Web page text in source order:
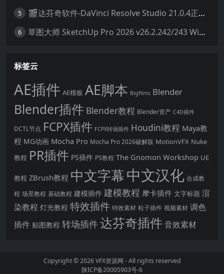
5 🎬达芬奇软件-DaVinci Resolve Studio 21.0.4正式版 Win/Mac中文破解版下载
6 草图大师 SketchUp Pro 2026 v26.2.242/243 Win/Mac破解版 中文版/英文版
标签云
AE插件 AE模板 AE脚本 Bigfilms Blender
Blender插件 Blender教程 Blender资产 C4D插件
DCTL节点 FCPX插件 FCPX转场插件 Houdini教程 Maya教
程 MG动画 Mocha Pro Mocha Pro 2026破解版 MotionVFX Nuke
教程 PR插件 PS插件 PS教程 The Gnomon Workshop UE
教程 ZBrush教程 中文字幕中文汉化 合成教
程 场景教程 基础教程 建模插件 建模教程 摩卡插件 文字标题 渲
染教程 灯光教程 特效插件 特效素材 粒子插件 视频素材 调色
插件 贴图教程 转场插件达芬奇插件 音效素材
Copyright © 2026VFX资源网 - All rights reserved
陕ICP备20005903号-6